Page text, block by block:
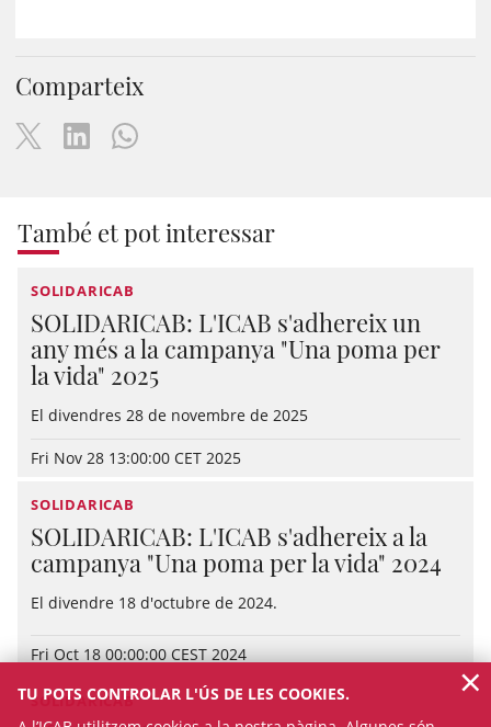
Comparteix
També et pot interessar
SOLIDARICAB
SOLIDARICAB: L'ICAB s'adhereix un
any més a la campanya "Una poma per
la vida" 2025
El divendres 28 de novembre de 2025
Fri Nov 28 13:00:00 CET 2025
SOLIDARICAB
SOLIDARICAB: L'ICAB s'adhereix a la
campanya "Una poma per la vida" 2024
El divendre 18 d'octubre de 2024.
Fri Oct 18 00:00:00 CEST 2024
SOLIDARICAB
TU POTS CONTROLAR L'ÚS DE LES COOKIES.
×